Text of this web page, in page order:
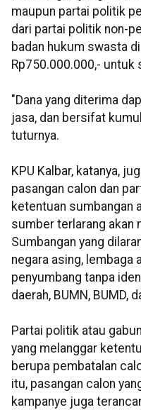
maupun partai politik
dari partai politik non-
badan hukum swasta
Rp750.000.000,- untuk
"Dana yang diterima
jasa, dan bersifat
tuturnya.
KPU Kalbar, katanya,
pasangan calon dan
ketentuan sumbangan
sumber terlarang akan
Sumbangan yang
negara asing, lembaga
penyumbang tanpa
daerah, BUMN, BUMD,
Partai politik atau
yang melanggar
berupa pembatalan
itu, pasangan calon
kampanye juga